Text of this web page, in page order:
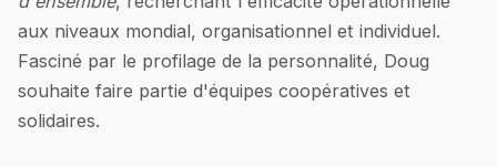
aux niveaux mondial, organisationnel et individuel.
Fasciné par le profilage de la personnalité, Doug
souhaite faire partie d'équipes coopératives et
solidaires.